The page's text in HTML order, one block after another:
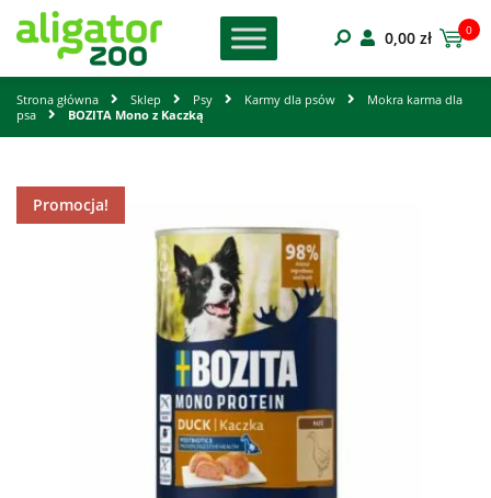
0,00 zł 0
Strona główna Sklep Psy Karmy dla psów
Mokra karma dla
psa
BOZITA Mono z Kaczką
Promocja!